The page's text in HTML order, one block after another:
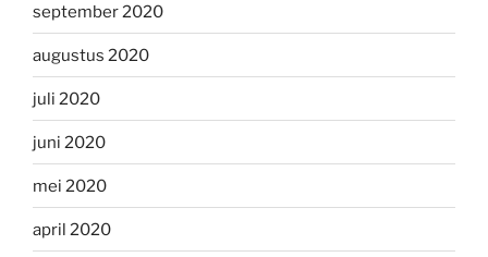
september 2020
augustus 2020
juli 2020
juni 2020
mei 2020
april 2020